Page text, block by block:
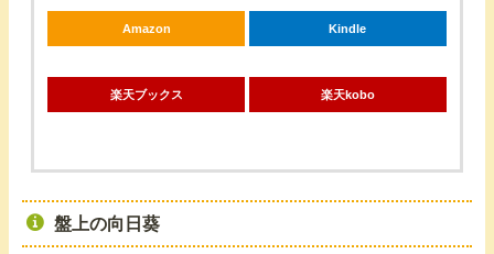
Amazon Kindle
楽天ブックス 楽天kobo
盤上の向日葵